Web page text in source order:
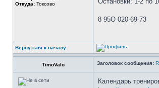
Откуда: Токсово
8 95О 020-69-73
Вернуться к началу
TimoValo Заголовок сообщения:
Календарь